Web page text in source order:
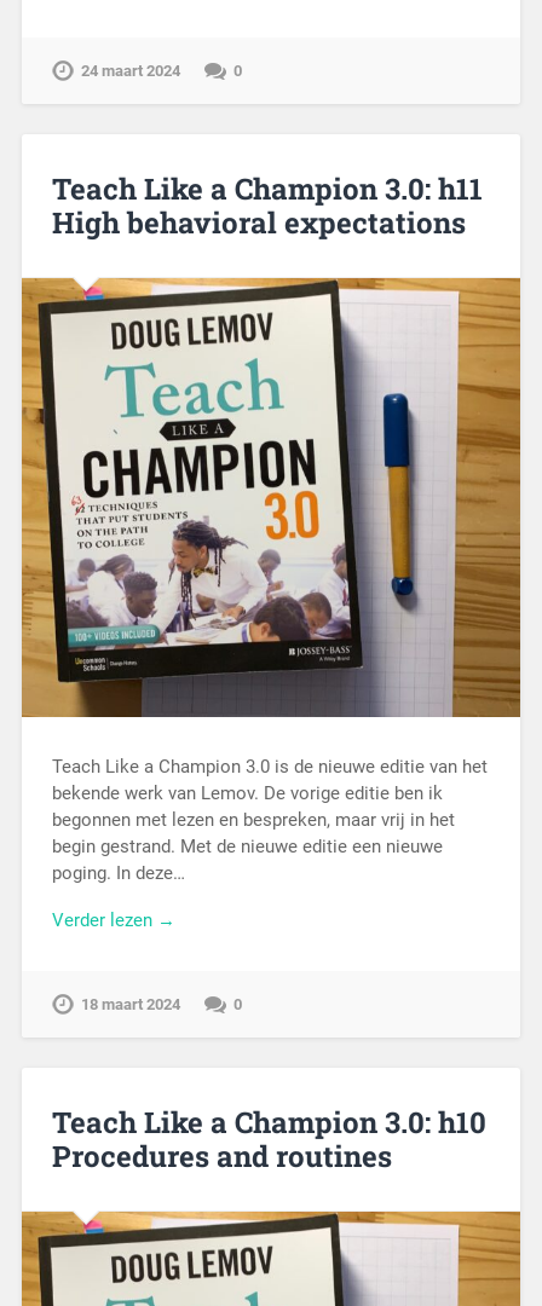
24 maart 2024 0
Teach Like a Champion 3.0: h11
High behavioral expectations
Teach Like a Champion 3.0 is de nieuwe editie van het
bekende werk van Lemov. De vorige editie ben ik
begonnen met lezen en bespreken, maar vrij in het
begin gestrand. Met de nieuwe editie een nieuwe
poging. In deze…
Verder lezen →
18 maart 2024 0
Teach Like a Champion 3.0: h10
Procedures and routines